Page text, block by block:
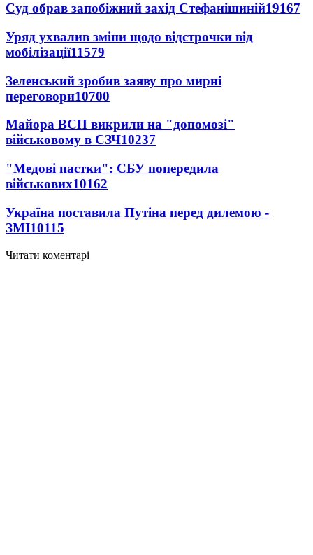
Суд обрав запобіжний захід Стефанішиній19167
Уряд ухвалив зміни щодо відстрочки від
мобілізації11579
Зеленський зробив заяву про мирні
переговори10700
Майора ВСП викрили на "допомозі"
військовому в СЗЧ10237
"Медові пастки": СБУ попередила
військових10162
Україна поставила Путіна перед дилемою -
ЗМІ10115
Читати коментарі